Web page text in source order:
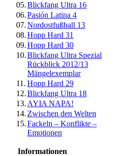
05.Blickfang Ultra 16
06.Pasión Latina 4
07.Nordostfußball 13
08.Hopp Hard 31
09.Hopp Hard 30
10.Blickfang Ultra Spezial
Rückblick 2012/13
Mängelexemplar
11. Hopp Hard 29
12.Blickfang Ultra 18
13. AYIA NAPA!
14. Zwischen den Welten
15.Fackeln – Konflikte –
Emotionen
Informationen